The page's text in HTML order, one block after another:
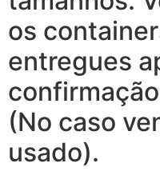
os
entregues
(No caso
usado).